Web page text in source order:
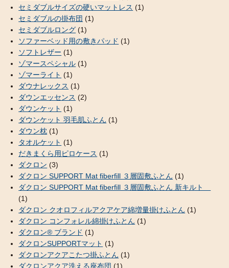
セミダブルサイズの硬いマットレス (1)
セミダブルの掛布団 (1)
セミダブルロング (1)
ソファーベッド用の敷きパッド (1)
ソフトレザー (1)
ゾマースペシャル (1)
ゾマーライト (1)
ダウナレックス (1)
ダウンエッセンス (2)
ダウンケット (1)
ダウンケット 羽毛肌ふとん (1)
ダウン枕 (1)
タオルケット (1)
だきまくら用ピロケース (1)
ダクロン (3)
ダクロン SUPPORT Mat fiberfill ３層固敷ふとん (1)
ダクロン SUPPORT Mat fiberfill ３層固敷ふとん 新キルト
(1)
ダクロン クオロフィルアクアケア綿増量掛けふとん (1)
ダクロン コンフォレル綿掛けふとん (1)
ダクロン® ブランド (1)
ダクロンSUPPORTマット (1)
ダクロンアクアこたつ掛ふとん (1)
ダクロンアクア洗える座布団 (1)